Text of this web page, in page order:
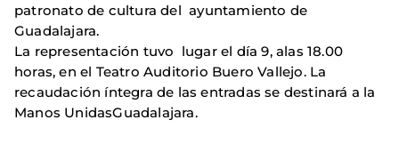
patronato de cultura del ayuntamiento de
Guadalajara.
La representación tuvo lugar el día 9, alas 18.00
horas, en el Teatro Auditorio Buero Vallejo. La
recaudación íntegra de las entradas se destinará a la
Manos UnidasGuadalajara.